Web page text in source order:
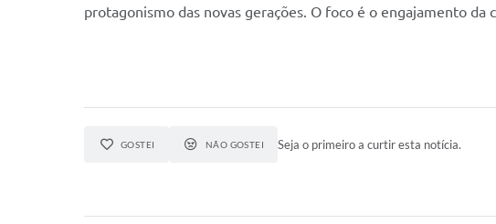
protagonismo das novas gerações. O foco é o engajamento
GOSTEI NÃO GOSTEI Seja o primeiro a curtir esta notícia.